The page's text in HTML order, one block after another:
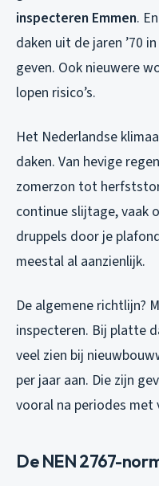
inspecteren Emmen.
daken uit de jaren ’70
geven. Ook nieuwere
lopen risico’s.
Het Nederlandse
daken. Van hevige
zomerzon tot
continue slijtage, vaak
druppels door je
meestal al aanzienlijk.
De algemene richtlijn?
inspecteren. Bij platte
veel zien bij
per jaar aan. Die zijn
vooral na periodes met
De NEN 2767-